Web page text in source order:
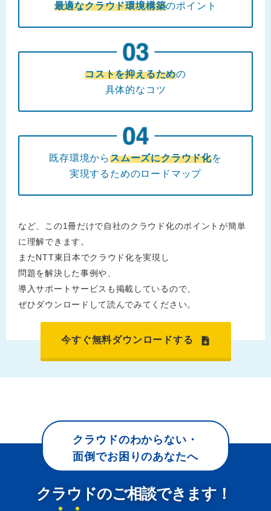
最適なクラウド環境構築のポイント
コストを抑えるための
具体的なコツ
既存環境からスムーズにクラウド化を
実現するためのロードマップ
など、この1冊だけで自社のクラウド化のポイントが簡単
に理解できます。
またNTT東日本でクラウド化を実現し
問題を解決した事例や、
導入サポートサービスも掲載しているので、
ぜひダウンロードして読んでみてください。
今すぐ無料ダウンロードする
クラウドのわからない・
面倒でお困りのあなたへ
クラウドのご相談できます！